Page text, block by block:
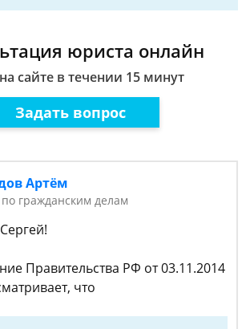
юриста онлайн
сайте в течении 15 минут
Задать вопрос
Артём
гражданским делам
Правительства РФ от 03.11.2014
что